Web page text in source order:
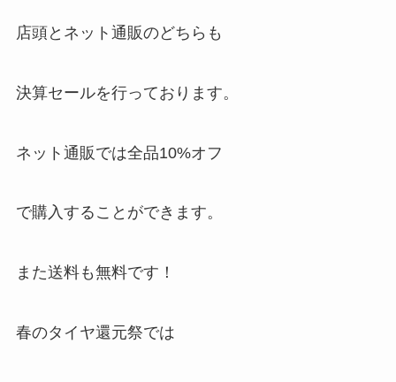
店頭とネット通販のどちらも
決算セールを行っております。
ネット通販では全品10%オフ
で購入することができます。
また送料も無料です！
春のタイヤ還元祭では